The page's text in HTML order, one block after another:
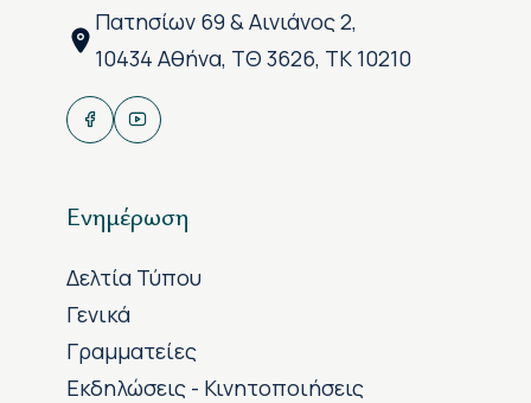
Πατησίων 69 & Αινιάνος 2,
10434 Αθήνα, ΤΘ 3626, ΤΚ 10210
Ενημέρωση
Δελτία Τύπου
Γενικά
Γραμματείες
Εκδηλώσεις - Κινητοποιήσεις